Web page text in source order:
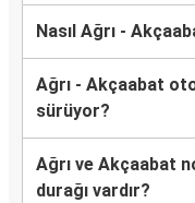
Nasıl Ağrı -
Ağrı - Akçaabat
sürüyor?
Ağrı ve Akçaabat
durağı vardır?